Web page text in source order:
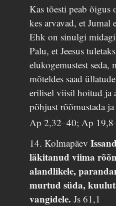
Kas tõesti peab õigus
kes arvavad, et Jumal
Ehk on sinulgi midagi
Palu, et Jeesus
elukogemustest seda,
mõteldes saad
erilisel viisil hoitud ja
põhjust rõõmustada ja
Ap 2,32–40; Ap
14. Kolmapäev
läkitanud viima
alandlikele,
murtud süda,
vangidele.Js 61,1